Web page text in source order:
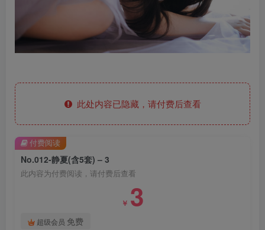
此处内容已隐藏，请付费后查看
No.012-静夏(含5套) – 3
此内容为付费阅读，请付费后查看
￥ 3
超级会员 免费
付费阅读